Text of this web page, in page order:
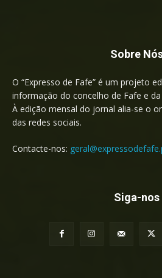
Sobre
O “Expresso de Fafe” é um projeto
informação do concelho de Fafe e
À edição mensal do jornal alia-se o
das redes sociais.
Contacte-nos:
Siga-nos